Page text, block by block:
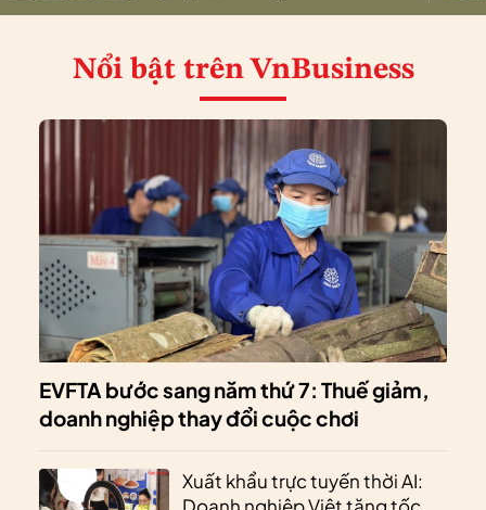
Nổi bật trên VnBusiness
EVFTA bước sang năm thứ 7: Thuế giảm,
doanh nghiệp thay đổi cuộc chơi
Xuất khẩu trực tuyến thời AI: